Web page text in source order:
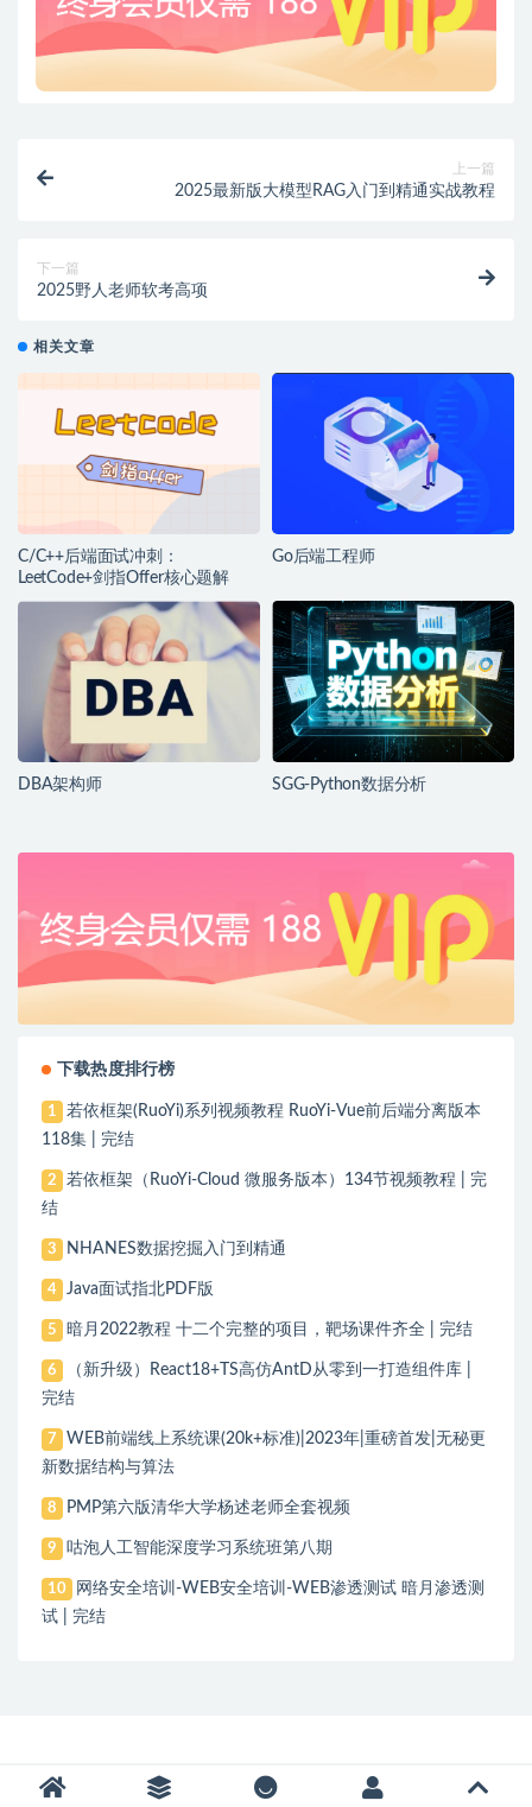
上一篇
2025最新版大模型RAG入门到精通实战教程
下一篇
2025野人老师软考高项
相关文章
C/C++后端面试冲刺：
LeetCode+剑指Offer核心题解
Go后端工程师
DBA架构师 SGG-Python数据分析
下载热度排行榜
1
若依框架(RuoYi)系列视频教程 RuoYi-Vue前后端分离版本
118集 | 完结
2
若依框架（RuoYi-Cloud 微服务版本）134节视频教程 | 完
结
3 NHANES数据挖掘入门到精通
4 Java面试指北PDF版
5 暗月2022教程 十二个完整的项目，靶场课件齐全 | 完结
6
（新升级）React18+TS高仿AntD从零到一打造组件库 |
完结
7
WEB前端线上系统课(20k+标准)|2023年|重磅首发|无秘更
新数据结构与算法
8 PMP第六版清华大学杨述老师全套视频
9 咕泡人工智能深度学习系统班第八期
10
网络安全培训-WEB安全培训-WEB渗透测试 暗月渗透测
试 | 完结